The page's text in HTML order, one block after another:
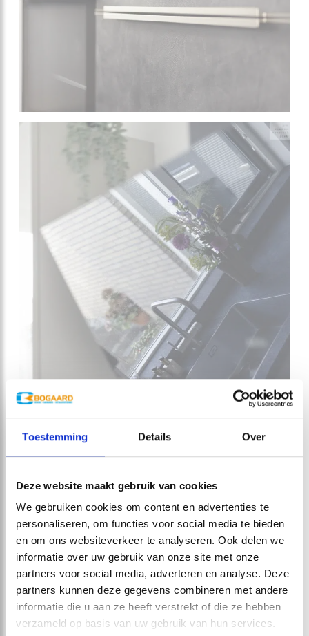
Toestemming Details Over
Deze website maakt gebruik van cookies
We gebruiken cookies om content en advertenties te
personaliseren, om functies voor social media te bieden
en om ons websiteverkeer te analyseren. Ook delen we
informatie over uw gebruik van onze site met onze
partners voor social media, adverteren en analyse. Deze
partners kunnen deze gegevens combineren met andere
informatie die u aan ze heeft verstrekt of die ze hebben
verzameld op basis van uw gebruik van hun services.